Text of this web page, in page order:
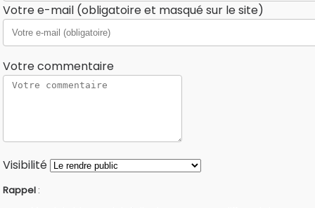
Votre e-mail (obligatoire et masqué sur le site)
Votre commentaire
Visibilité
Rappel :